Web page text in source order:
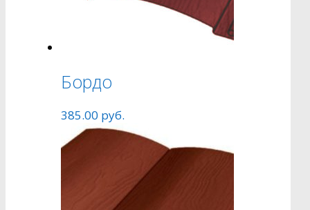
Бордо
385.00 руб.